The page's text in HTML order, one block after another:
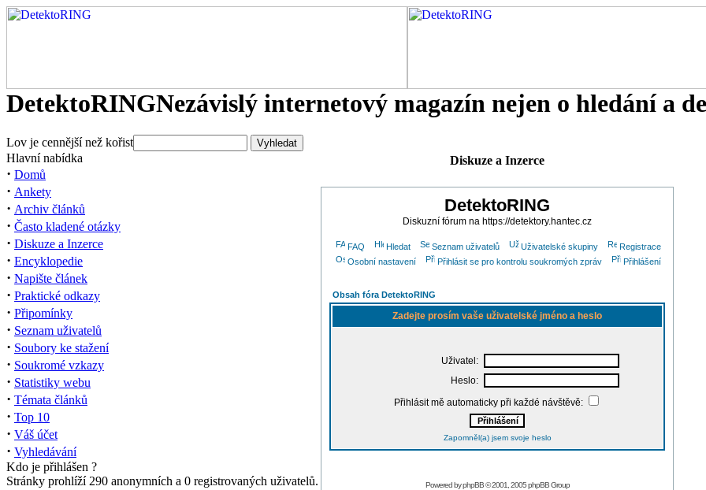
DetektoRINGNezávislý internetový magazín nejen o hledání a
Lov je cennější než kořist
Hlavní nabídka
· Domů
· Ankety
· Archiv článků
· Často kladené otázky
· Diskuze a Inzerce
· Encyklopedie
· Napište článek
· Praktické odkazy
· Připomínky
· Seznam uživatelů
· Soubory ke stažení
· Soukromé vzkazy
· Statistiky webu
· Témata článků
· Top 10
· Váš účet
· Vyhledávání
Kdo je přihlášen ?
Stránky prohlíží 290 anonymních a 0 registrovaných uživatelů.
Diskuze a Inzerce
DetektoRING
Diskuzní fórum na https://detektory.hantec.cz
FAQ Hledat Seznam uživatelů Uživatelské skupiny
Registrace
Osobní nastavení
Přihlásit se pro kontrolu soukromých zpráv Přihlášení
Obsah fóra DetektoRING
Zadejte prosím vaše uživatelské jméno a heslo
Uživatel:
Heslo:
Přihlásit mě automaticky při každé návštěvě:
Zapomněl(a) jsem svoje heslo
Powered byphpBB© 2001, 2005 phpBB Group